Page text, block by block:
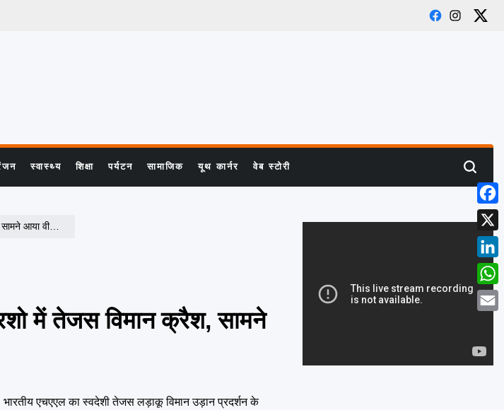
Facebook
Instagram
X
स्वास्थ्य शिक्षा पर्यटन सामाजिक यूथ कार्नर वेब स्टोरी Search
आया वीडियो
में तेजस विमान क्रैश, सामने
एचएएल का स्वदेशी तेजस लड़ाकू विमान उड़ान प्रदर्शन के
X